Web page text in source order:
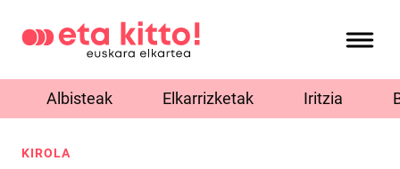
Albisteak Elkarrizketak Iritzia
KIROLA